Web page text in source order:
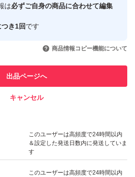
引を完了させた実績があります
での取引実績があります
このユーザーは高頻度で24時間以内
＆設定した発送日数内に発送していま
す
このユーザーは高頻度で24時間以内
は必ずご自身の商品に合わせて編集
き1回です
商品情報コピー機能について
出品ページへ
キャンセル